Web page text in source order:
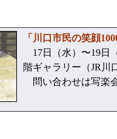
「川口市民の笑顔
17日（水）〜19日
階ギャラリー（JR川
問い合わせは写楽